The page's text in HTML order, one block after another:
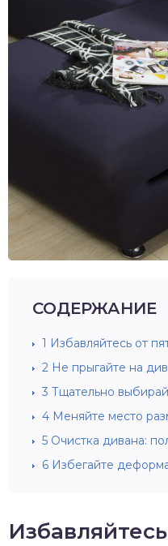
СОДЕРЖАНИЕ
1 Избавляйтесь от
2 Не прыгайте на
3 Тщательно
4 Меняйте место
5 Очистка дивана:
6 Избегайте